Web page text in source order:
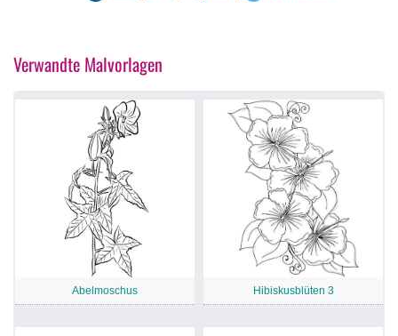
Verwandte Malvorlagen
Abelmoschus Hibiskusblüten 3